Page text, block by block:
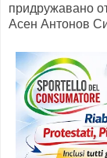
придружавано
Асен Антонов